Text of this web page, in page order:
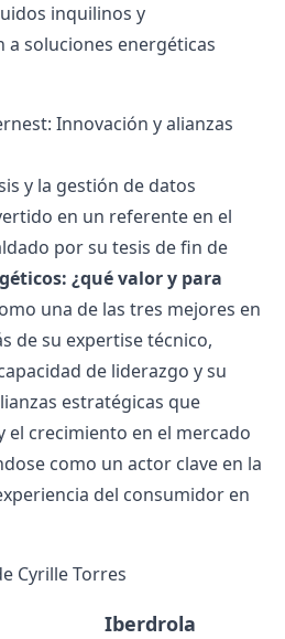
inquilinos y
a soluciones energéticas
Innovación y alianzas
y la gestión de datos
en un referente en el
por su tesis de fin de
¿qué valor y para
una de las tres mejores en
de su expertise técnico,
de liderazgo y su
estratégicas que
el crecimiento en el mercado
como un actor clave en la
del consumidor en
Cyrille Torres
Iberdrola